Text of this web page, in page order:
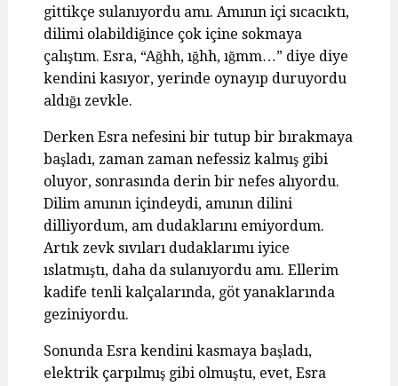
gittikçe sulanıyordu amı. Amının içi sıcacıktı,
dilimi olabildiğince çok içine sokmaya
çalıştım. Esra, “Ağhh, ığhh, ığmm…” diye diye
kendini kasıyor, yerinde oynayıp duruyordu
aldığı zevkle.
Derken Esra nefesini bir tutup bir bırakmaya
başladı, zaman zaman nefessiz kalmış gibi
oluyor, sonrasında derin bir nefes alıyordu.
Dilim amının içindeydi, amının dilini
dilliyordum, am dudaklarını emiyordum.
Artık zevk sıvıları dudaklarımı iyice
ıslatmıştı, daha da sulanıyordu amı. Ellerim
kadife tenli kalçalarında, göt yanaklarında
geziniyordu.
Sonunda Esra kendini kasmaya başladı,
elektrik çarpılmış gibi olmuştu, evet, Esra